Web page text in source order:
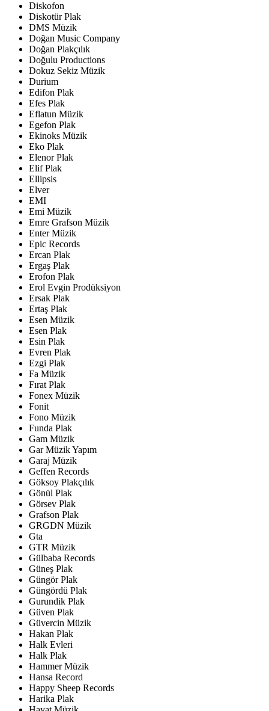
Diskofon
Diskotür Plak
DMS Müzik
Doğan Music Company
Doğan Plakçılık
Doğulu Productions
Dokuz Sekiz Müzik
Durium
Edifon Plak
Efes Plak
Eflatun Müzik
Egefon Plak
Ekinoks Müzik
Eko Plak
Elenor Plak
Elif Plak
Ellipsis
Elver
EMI
Emi Müzik
Emre Grafson Müzik
Enter Müzik
Epic Records
Ercan Plak
Ergaş Plak
Erofon Plak
Erol Evgin Prodüksiyon
Ersak Plak
Ertaş Plak
Esen Müzik
Esen Plak
Esin Plak
Evren Plak
Ezgi Plak
Fa Müzik
Fırat Plak
Fonex Müzik
Fonit
Fono Müzik
Funda Plak
Gam Müzik
Gar Müzik Yapım
Garaj Müzik
Geffen Records
Göksoy Plakçılık
Gönül Plak
Görsev Plak
Grafson Plak
GRGDN Müzik
Gta
GTR Müzik
Gülbaba Records
Güneş Plak
Güngör Plak
Güngördü Plak
Gurundik Plak
Güven Plak
Güvercin Müzik
Hakan Plak
Halk Evleri
Halk Plak
Hammer Müzik
Hansa Record
Happy Sheep Records
Harika Plak